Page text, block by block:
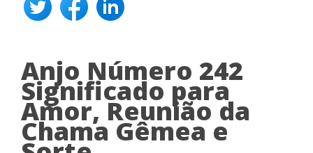
Anjo Número 242
Significado para
Amor, Reunião da
Chama Gêmea e